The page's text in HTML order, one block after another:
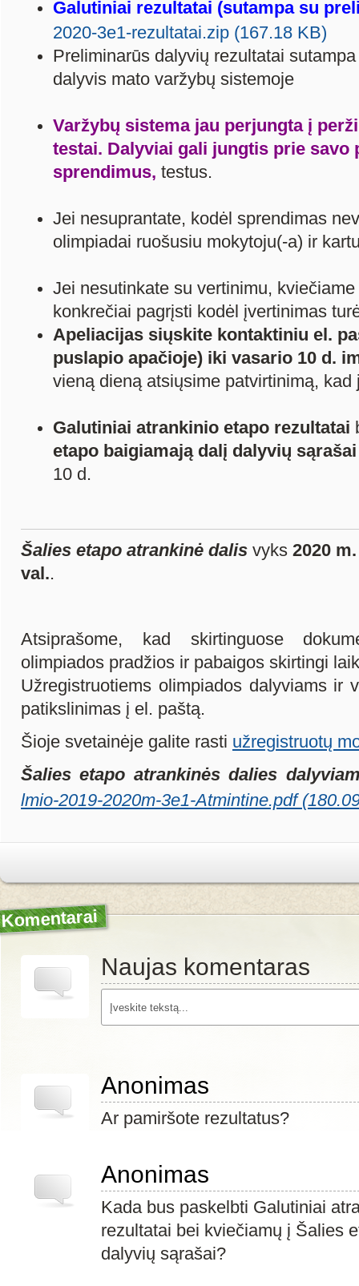
Galutiniai rezultatai (sutampa su
2020-3e1-rezultatai.zip (167.18 KB)
Preliminarūs dalyvių rezultatai
dalyvis mato varžybų sistemoje
Varžybų sistema jau perjungta į
testai. Dalyviai gali jungtis prie savo
sprendimus, testus.
Jei nesuprantate, kodėl sprendimas
olimpiadai ruošusiu mokytoju(-a) ir
Jei nesutinkate su vertinimu,
konkrečiai pagrįsti kodėl įvertinimas
Apeliacijas siųskite kontaktiniu el.
puslapio apačioje) iki vasario 10 d.
vieną dieną atsiųsime patvirtinimą, kad
Galutiniai atrankinio etapo rezultatai
etapo baigiamają dalį dalyvių sąrašai
10 d.
Šalies etapo atrankinė dalisvyks2020
val..
Atsiprašome, kad skirtinguose
olimpiados pradžios ir pabaigos skirtingi
Užregistruotiems olimpiados dalyviams ir
patikslinimas į el. paštą.
Šioje svetainėje galite rasti užregistruotų
Šalies etapo atrankinės dalies
lmio-2019-2020m-3e1-Atmintine.pdf
Komentarai
Naujas komentaras
Anonimas
Ar pamiršote rezultatus?
Anonimas
Kada bus paskelbti Galutiniai
rezultatai bei kviečiamų į Šalies
dalyvių sąrašai?